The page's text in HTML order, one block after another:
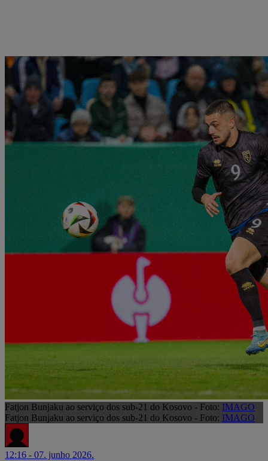
Fatjon Bunjaku ao serviço dos sub-21 do Kosovo - Foto: IMAGO
Fatjon Bunjaku ao serviço dos sub-21 do Kosovo - Foto: IMAGO
12:16 - 07. junho 2026.